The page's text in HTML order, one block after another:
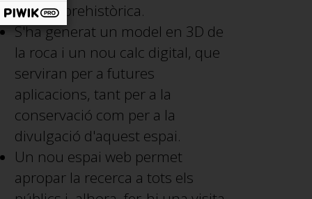
l'època prehistòrica.
S'ha generat un model en 3D de
la roca i un nou calc digital, que
serviran per a futures
aplicacions, tant per a la
conservació com per a la
divulgació d'aquest espai.
Un nou espai web permet
apropar la recerca a tots els